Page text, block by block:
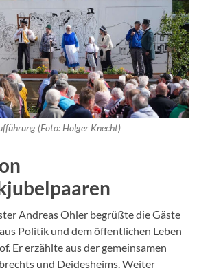
(Foto: Holger Knecht)
Andreas Ohler begrüßte die Gäste
Politik und dem öffentlichen Leben
Er erzählte aus der gemeinsamen
und Deidesheims. Weiter